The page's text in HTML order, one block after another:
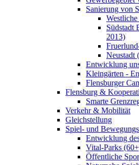
Sanierung von
Südstadt
2013)
Neustadt
Entwicklung
Kleingärten -
Flensburger
Flensburg &
Smarte
Verkehr & Mobilität
Gleichstellung
Spiel- und
Entwicklung
Vital-Parks
Öffentliche